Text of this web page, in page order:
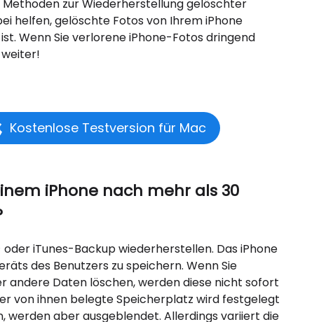
zur Wiederherstellung gelöschter
helfen, gelöschte Fotos von Ihrem iPhone
Wenn Sie verlorene iPhone-Fotos dringend
Kostenlose Testversion für Mac
iPhone nach mehr als 30
iTunes-Backup wiederherstellen. Das iPhone
des Benutzers zu speichern. Wenn Sie
andere Daten löschen, werden diese nicht sofort
von ihnen belegte Speicherplatz wird festgelegt
werden aber ausgeblendet. Allerdings variiert die